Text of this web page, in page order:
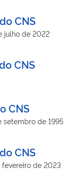
CNS
julho de 2022
CNS
CNS
setembro de 1995
CNS
fevereiro de 2023